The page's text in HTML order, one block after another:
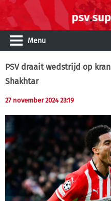
Menu
PSV draait wedstrijd op
Shakhtar
27 november 2024 23:19